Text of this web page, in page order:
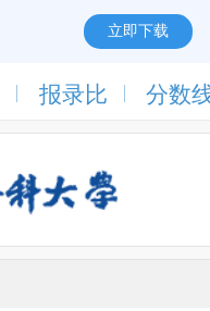
立即下载
报录比 分数